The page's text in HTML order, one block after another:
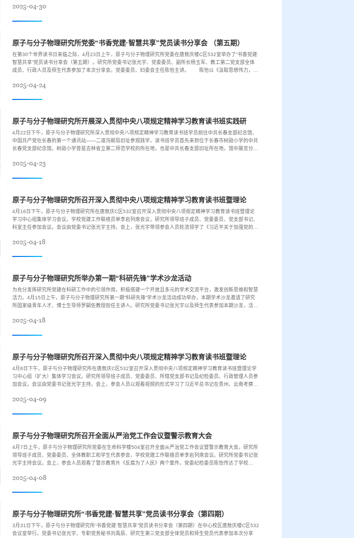
2025-04-30
原子与分子物理研究所党委“书香党建·智慧共享”党员读书分享会 （第五期）
在第30个世界读书日来临之际，4月23日上午，原子与分子物理研究所党委在唐敖庆楼C区532室举办了“书香党建·
智慧共享”党员读书分享会（第五期）。研究所党委书记张光宇、党委委员、副所长杨玉军、教工第二党支部全体
成员、行政人员及师生代表参加了本次分享会。党委委员、妇委会主任陈怡主讲。 陈怡以《汲取思想伟力，践
2025-04-24
原子与分子物理研究所开展深入贯彻中央八项规定精神学习教育读书班实践研学活动
4月22日下午，原子与分子物理研究所深入贯彻中央八项规定精神学习教育读书班学员前往中共长春支部纪念馆、
中国共产党在长春的第一个通讯站——二道沟邮局旧址参观践学。读书班学员首先来到位于长春市树勋小学的中共
长春党支部纪念馆。树勋小学曾是吉林省立第二师范学校的所在地，也是中共长春支部旧址所在地。馆中展览分为
2025-04-23
原子与分子物理研究所召开深入贯彻中央八项规定精神学习教育读书班暨理论学习中心组集体学习会议
4月16日下午，原子与分子物理研究所在唐敖庆C区532室召开深入贯彻中央八项规定精神学习教育读书班暨理论
学习中心组集体学习会议。学校党建工作联络员单李岩列席会议，研究所领导班子成员、党委委员、党支部书记、
科室主任参加会议。会议由党委书记张光宇主持。会上，张光宇带领参会人员轮流领学了《习近平关于加强党的作
及...
2025-04-18
原子与分子物理研究所举办第一期“科研先锋”学术沙龙活动
为充分发挥研究所党建在科研工作中的引领作用，积极搭建一个开放且多元的学术交流平台，激发创新思维和智慧
活力。4月15日上午，原子与分子物理研究所第一期“科研先锋”学术沙龙活动成功举办，本期学术沙龙邀请了研究
所国家级青年人才、博士生导师罗嗣佐教授担任主讲人。研究所党委书记张光宇以及师生代表参加本期沙龙，活动
2025-04-18
原子与分子物理研究所召开深入贯彻中央八项规定精神学习教育读书班暨理论学习中心组（扩大）集体学习会议
4月8日下午，原子与分子物理研究所在唐敖庆C区532室召开深入贯彻中央八项规定精神学习教育读书班暨理论学
习中心组（扩大）集体学习会议。研究所领导班子成员、党委委员、所辖党支部书记及纪检委员、行政管理人员参
加会议。会议由党委书记张光宇主持。会上，参会人员以观看视频的形式学习了习近平总书记在贵州、云南考察时
2025-04-09
原子与分子物理研究所召开全面从严治党工作会议暨警示教育大会
4月7日上午，原子与分子物理研究所党委在生命科学楼504室召开全面从严治党工作会议暨警示教育大会。研究所
领导班子成员、党委委员、全体教职工和学生代表参会，学校党建工作联络员单李岩列席会议。研究所党委书记张
光宇主持会议。会上，参会人员观看了警示教育片《反腐为了人民》两个案件。党委纪检委员陈怡传达了学校
究所...
2025-04-08
原子与分子物理研究所“书香党建·智慧共享”党员读书分享会（第四期）
3月31日下午，原子与分子物理研究所“书香党建·智慧共享”党员读书分享会（第四期）在中心校区唐敖庆楼C区532
会议室举行。党委书记张光宇、专职党务秘书刘禹辰、研究生第三党支部全体党员和师生党员代表参加本次分享